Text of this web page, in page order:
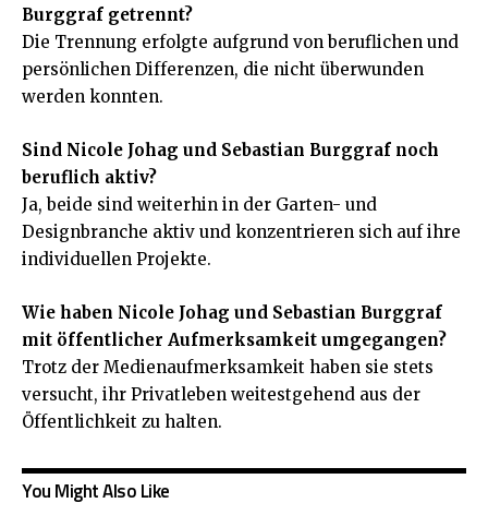
Burggraf getrennt?
Die Trennung erfolgte aufgrund von beruflichen und
persönlichen Differenzen, die nicht überwunden
werden konnten.
Sind Nicole Johag und Sebastian Burggraf noch
beruflich aktiv?
Ja, beide sind weiterhin in der Garten- und
Designbranche aktiv und konzentrieren sich auf ihre
individuellen Projekte.
Wie haben Nicole Johag und Sebastian Burggraf
mit öffentlicher Aufmerksamkeit umgegangen?
Trotz der Medienaufmerksamkeit haben sie stets
versucht, ihr Privatleben weitestgehend aus der
Öffentlichkeit zu halten.
You Might Also Like